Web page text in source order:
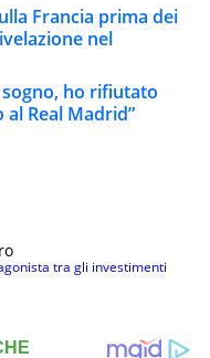
Francia prima dei
nel
sogno, ho rifiutato
Real Madrid”
tra gli investimenti